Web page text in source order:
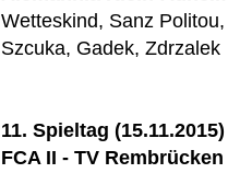
Wetteskind, Sanz
Szcuka, Gadek, Zdrzalek
11. Spieltag (15.11.2015)
FCA II - TV